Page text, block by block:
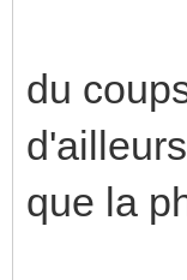
du
que la